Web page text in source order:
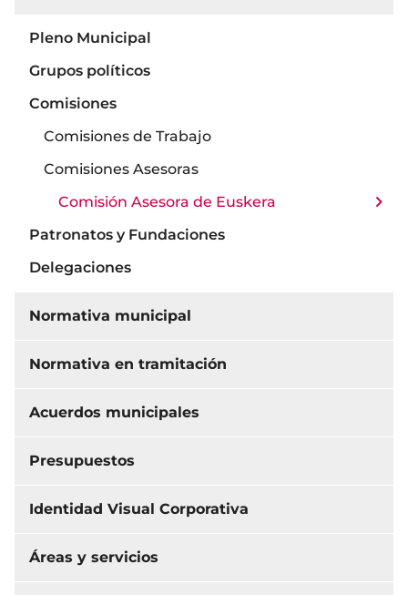
Pleno Municipal
Grupos políticos
Comisiones
Comisiones de Trabajo
Comisiones Asesoras
Comisión Asesora de Euskera
Patronatos y Fundaciones
Delegaciones
Normativa municipal
Normativa en tramitación
Acuerdos municipales
Presupuestos
Identidad Visual Corporativa
Áreas y servicios